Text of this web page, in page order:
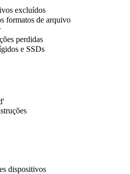
excluídos
formatos de arquivo
perdidas
e SSDs
dispositivos